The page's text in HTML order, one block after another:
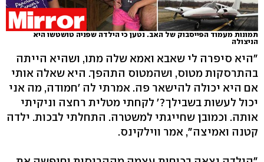
תמונות מעמוד הפייסבוק של האב. נטען כי הילדה שפניה טושטשו היא
הניצולה
"היא סיפרה לי שאבא ואמא שלה מתו, ושהיא הייתה
בהתרסקות מטוס, ושהמטוס התהפך. היא שאלה אותי
אם היא יכולה להישאר פה. אמרתי לה 'חמודה, מה אני
יכול לעשות בשבילך?' לקחתי מטלית רחצה וניקיתי
אותה. וכמובן שחייגתי למשטרה. התחלתי לבכות. ילדה
קטנה ואמיצה", אמר ווילקינס.